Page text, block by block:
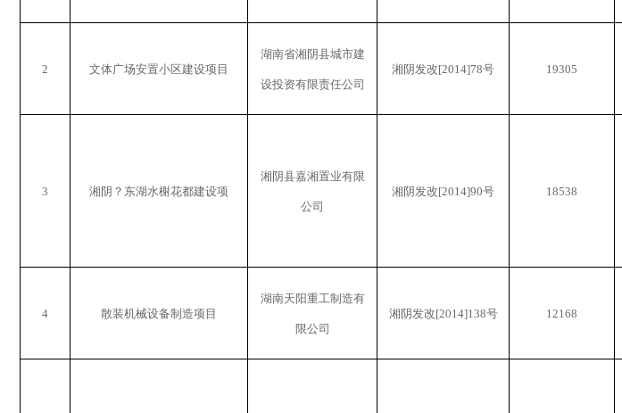
2 文体广场安置小区建设项目
湖南省湘阴县城市建
设投资有限责任公司
湘阴发改[2014]78号 19305
3 湘阴？东湖水榭花都建设项
湘阴县嘉湘置业有限
公司
湘阴发改[2014]90号 18538
4 散装机械设备制造项目
湖南天阳重工制造有
限公司
湘阴发改[2014]138号 12168